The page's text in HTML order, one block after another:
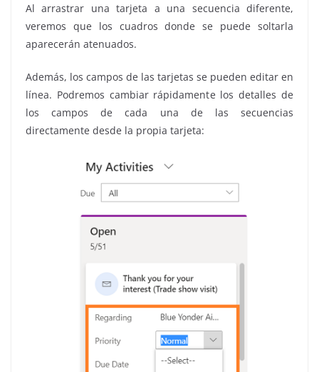
Al arrastrar una tarjeta a una secuencia diferente,
veremos que los cuadros donde se puede soltarla
aparecerán atenuados.
Además, los campos de las tarjetas se pueden editar en
línea. Podremos cambiar rápidamente los detalles de
los campos de cada una de las secuencias
directamente desde la propia tarjeta: